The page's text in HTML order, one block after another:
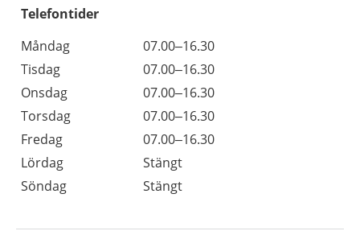
Telefontider
Måndag
07.00–16.30
Tisdag
07.00–16.30
Onsdag
07.00–16.30
Torsdag
07.00–16.30
Fredag
07.00–16.30
Lördag
Stängt
Söndag
Stängt